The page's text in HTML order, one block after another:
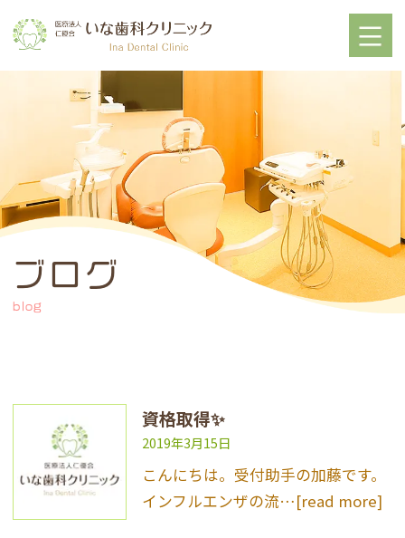
ブログ
blog
資格取得✨
2019年3月15日
こんにちは。受付助手の加藤です。
インフルエンザの流…[read more]